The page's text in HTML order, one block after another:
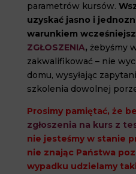
parametrów kursów.
uzyskać jasno i
warunkiem
ZGŁOSZENIA, żebyśmy
zakwalifikować – nie
domu, wysyłając
szkolenia dowolnej
Prosimy pamiętać, że
zgłoszenia na kurs z
nie jesteśmy w stanie
nie znając Państwa
wypadku udzielamy